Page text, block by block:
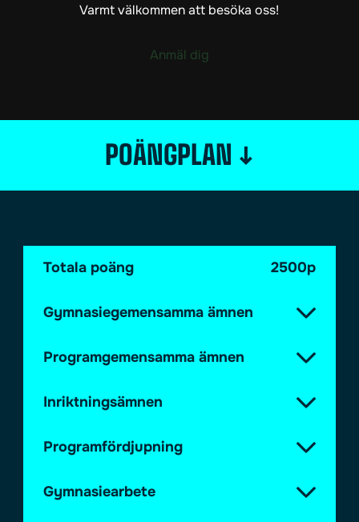
Varmt välkommen att besöka oss!
Anmäl dig
POÄNGPLAN ↓
Totala poäng 2500p
Gymnasiegemensamma ämnen
Programgemensamma ämnen
Inriktningsämnen
Programfördjupning
Gymnasiearbete